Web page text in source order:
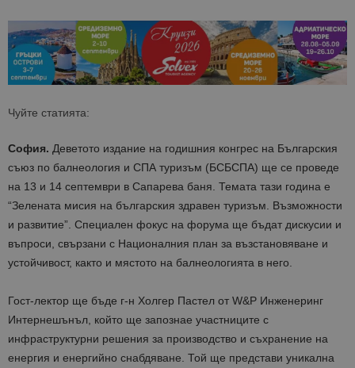
Чуйте статията:
София. Деветото издание на годишния конгрес на Българския
съюз по балнеология и СПА туризъм (БСБСПА) ще се проведе
на 13 и 14 септември в Сапарева баня. Темата тази година е
“Зелената мисия на българския здравен туризъм. Възможности
и развитие”. Специален фокус на форума ще бъдат дискусии и
въпроси, свързани с Националния план за възстановяване и
устойчивост, както и мястото на балнеологията в него.
Гост-лектор ще бъде г-н Холгер Пастел от W&P Инженеринг
Интернешънъл, който ще запознае участниците с
инфраструктурни решения за производство и съхранение на
енергия и енергийно снабдяване. Той ще представи уникална